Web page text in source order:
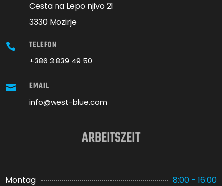
Cesta na Lepo njivo 21
3330 Mozirje
 TELEFON
+386 3 839 49 50
 EMAIL
info@west-blue.com
ARBEITSZEIT
Montag
8:00 - 16:00